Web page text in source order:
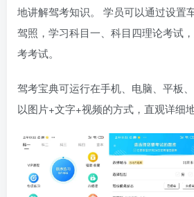
地讲解驾考知识。 学员可以通过设置
驾照，学习科目一、科目四理论考试
考考试。
驾考宝典可运行在手机、电脑、平板
以图片+文字+视频的方式，直观详细